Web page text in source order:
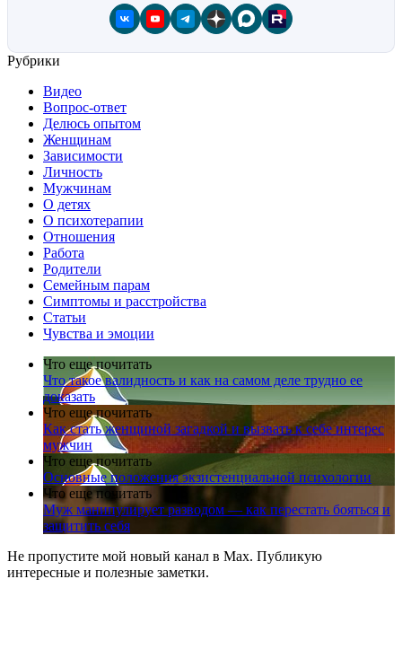
Рубрики
Видео
Вопрос-ответ
Делюсь опытом
Женщинам
Зависимости
Личность
Мужчинам
О детях
О психотерапии
Отношения
Работа
Родители
Семейным парам
Симптомы и расстройства
Статьи
Чувства и эмоции
Что еще почитать
Что такое валидность и как на самом деле трудно ее
доказать
Что еще почитать
Как стать женщиной загадкой и вызвать к себе интерес
мужчин
Что еще почитать
Основные положения экзистенциальной психологии
Что еще почитать
Муж манипулирует разводом — как перестать бояться и
защитить себя
Не пропустите мой новый канал в Max. Публикую
интересные и полезные заметки.